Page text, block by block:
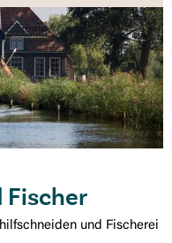
Fischer
und Fischerei